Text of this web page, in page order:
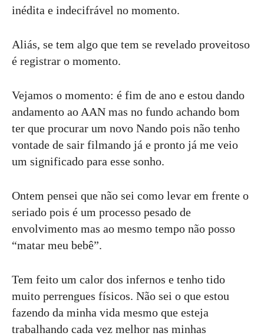
inédita e indecifrável no momento.
Aliás, se tem algo que tem se revelado proveitoso
é registrar o momento.
Vejamos o momento: é fim de ano e estou dando
andamento ao AAN mas no fundo achando bom
ter que procurar um novo Nando pois não tenho
vontade de sair filmando já e pronto já me veio
um significado para esse sonho.
Ontem pensei que não sei como levar em frente o
seriado pois é um processo pesado de
envolvimento mas ao mesmo tempo não posso
“matar meu bebê”.
Tem feito um calor dos infernos e tenho tido
muito perrengues físicos. Não sei o que estou
fazendo da minha vida mesmo que esteja
trabalhando cada vez melhor nas minhas